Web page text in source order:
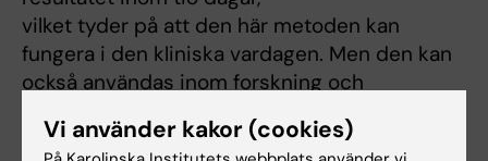
vilket tyder på att den här metoden kan
fungera i den kliniska vardagen. Men den kan
också användas inom forskning och
försteförfattareXinsong Chen,
Vi använder kakor (cookies)